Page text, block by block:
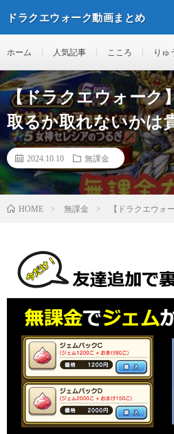
ドラクエウォーク動画まとめ
ホーム 人気記事 こころ りゅ
【ドラクエウォーク
取るか取れないかは
2024.10.10 無課金
HOME 無課金 【ドラクエウォ